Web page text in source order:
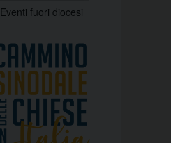
Eventi fuori diocesi